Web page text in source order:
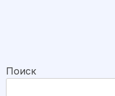
Поиск